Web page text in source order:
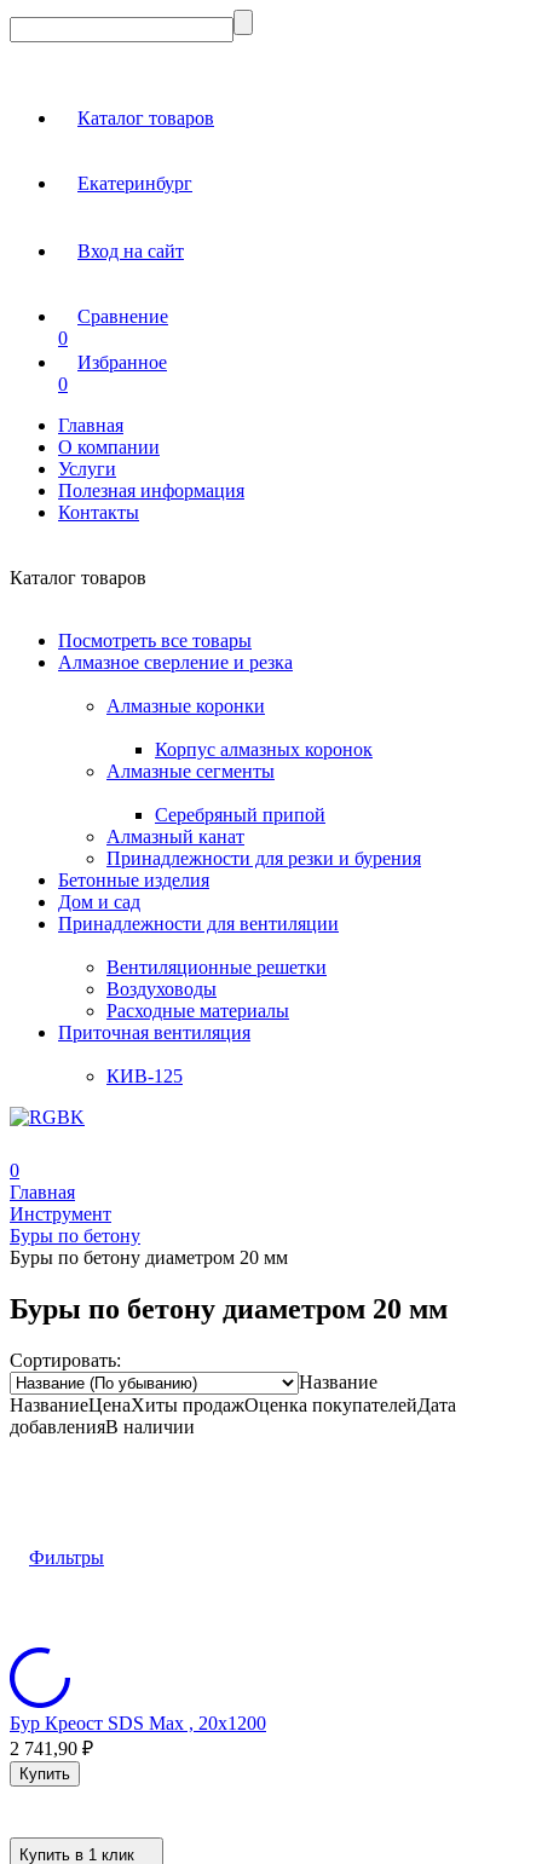
Каталог товаров
Екатеринбург
Вход на сайт
Сравнение
0
Избранное
0
Главная
О компании
Услуги
Полезная информация
Контакты
Каталог товаров
Посмотреть все товары
Алмазное сверление и резка
Алмазные коронки
Корпус алмазных коронок
Алмазные сегменты
Серебряный припой
Алмазный канат
Принадлежности для резки и бурения
Бетонные изделия
Дом и сад
Принадлежности для вентиляции
Вентиляционные решетки
Воздуховоды
Расходные материалы
Приточная вентиляция
КИВ-125
0
Главная
Инструмент
Буры по бетону
Буры по бетону диаметром 20 мм
Буры по бетону диаметром 20 мм
Сортировать:
Название
НазваниеЦенаХиты продажОценка покупателейДата
добавленияВ наличии
Фильтры
Бур Креост SDS Max , 20x1200
2 741,90 ₽
Купить
Купить в 1 клик